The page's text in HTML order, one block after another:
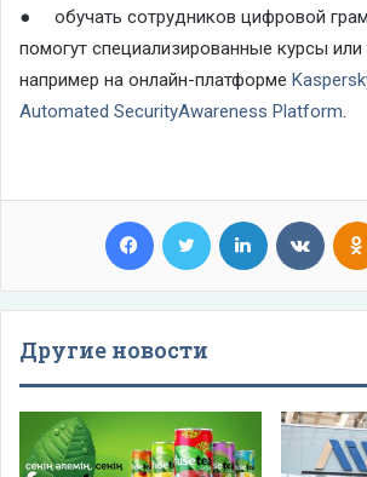
● обучать сотрудников цифровой
помогут специализированные курсы или
например на онлайн-платформе
Automated SecurityAwareness Platform.
Facebook Twitter LinkedIn
Другие новости